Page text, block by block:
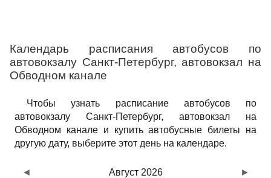
Календарь расписания автобусов по
автовокзалу Санкт-Петербург, автовокзал на
Обводном канале
Чтобы узнать расписание автобусов по
автовокзалу Санкт-Петербург, автовокзал на
Обводном канале и купить автобусные билеты на
другую дату, выберите этот день на календаре.
Август 2026
◄ ►